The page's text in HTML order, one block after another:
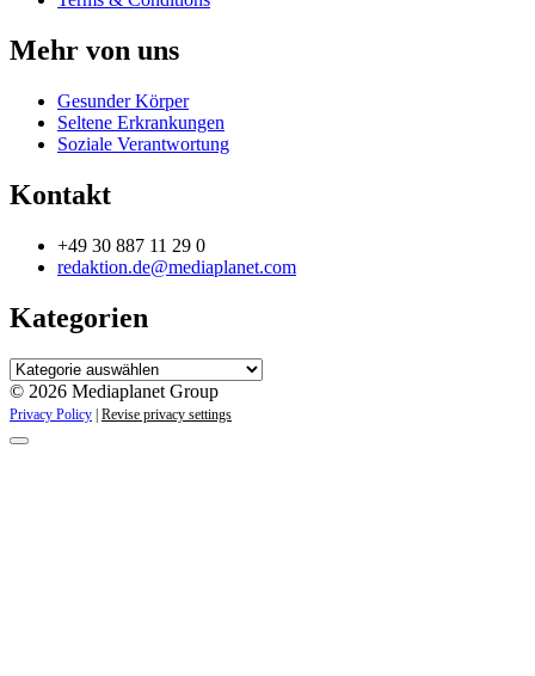
Mehr von uns
Gesunder Körper
Seltene Erkrankungen
Soziale Verantwortung
Kontakt
+49 30 887 11 29 0
redaktion.de@mediaplanet.com
Kategorien
Kategorien
© 2026 Mediaplanet Group
Privacy Policy | Revise privacy settings